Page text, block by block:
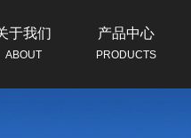
于我们
ABOUT
产品中心
PRODUCTS